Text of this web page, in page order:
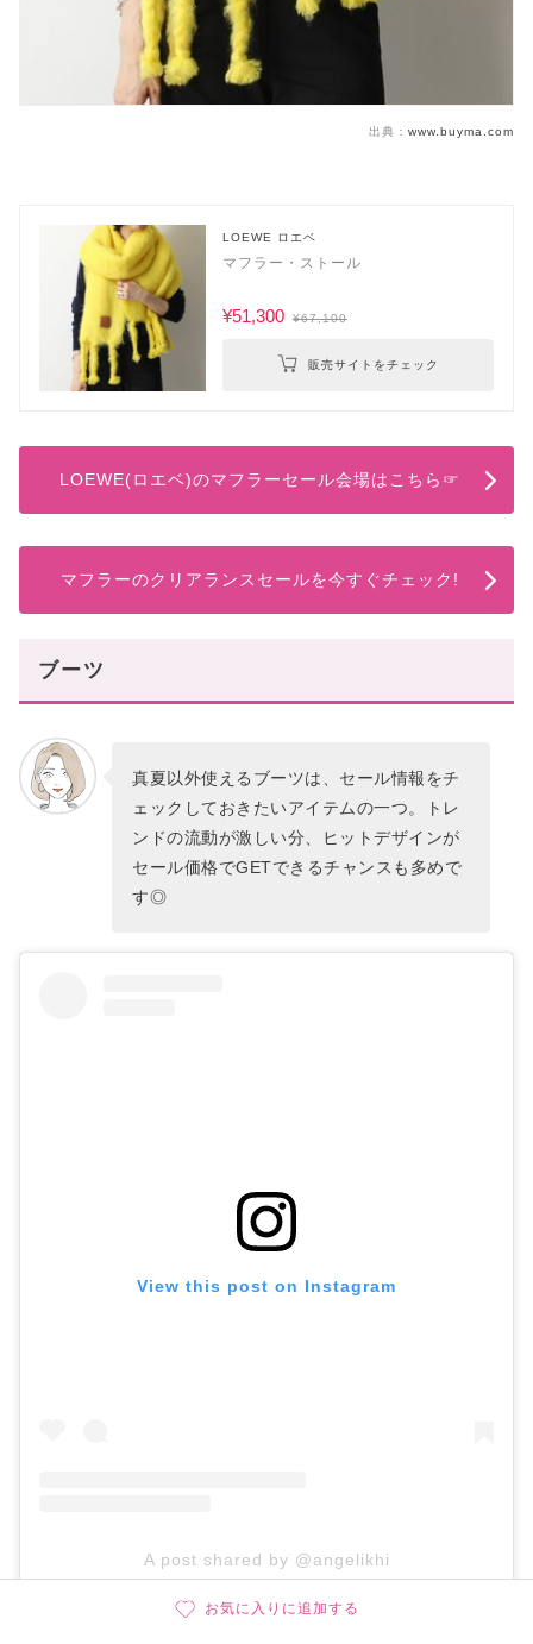
出典： www.buyma.com
LOEWE ロエベ
マフラー・ストール
¥51,300 ¥67,100
販売サイトをチェック
LOEWE(ロエベ)のマフラーセール会場はこちら☞
マフラーのクリアランスセールを今すぐチェック!
ブーツ
真夏以外使えるブーツは、セール情報をチ
ェックしておきたいアイテムの一つ。トレ
ンドの流動が激しい分、ヒットデザインが
セール価格でGETできるチャンスも多めで
す◎
View this post on Instagram
A post shared by @angelikhi
お気に入りに追加する